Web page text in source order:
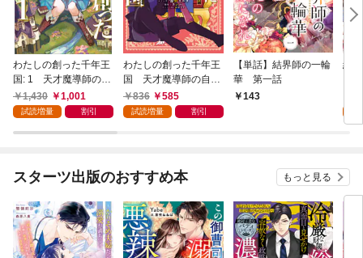
わたしの創った千年王
国: 1 天才魔導師の自
由気ままな転生無双譚
【特典SS付】
1,430 1,001
試読増量 割引
わたしの創った千年王
国 天才魔導師の自由
気ままな転生無双譚: 1
【電子限定描き下ろし
836 585
試読増量 割引
【単話】結界師の一輪
華 第一話
143
結
スターツ出版のおすすめ本 もっと見る